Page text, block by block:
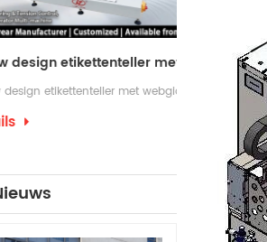
Nieuw design etikettenteller met webgids
met webgids
gebruikt in
etiketterings-
vereisen.
machines
nodig hebben
ondersteunen.